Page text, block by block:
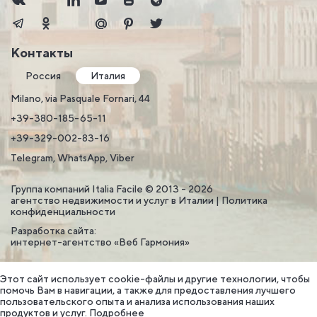
Контакты
Россия
Италия
Milano, via Pasquale Fornari, 44
+39-380-185-65-11
+39-329-002-83-16
Telegram, WhatsApp, Viber
Группа компаний Italia Facile © 2013 - 2026
агентство недвижимости и услуг в Италии |Политика
конфиденциальности
Разработка сайта:
интернет-агентство «Веб Гармония»
Этот сайт использует cookie-файлы и другие технологии, чтобы
помочь Вам в навигации, а также для предоставления лучшего
пользовательского опыта и анализа использования наших
продуктов и услуг. Подробнее